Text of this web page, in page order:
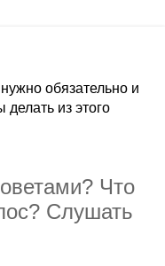
обязательно и
делать из этого
Что
Слушать